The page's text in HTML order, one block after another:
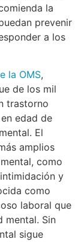
la
prevenir
a los
la OMS,
de los mil
trastorno
edad de
El
amplios
como
y
como
laboral que
mental. Sin
sigue